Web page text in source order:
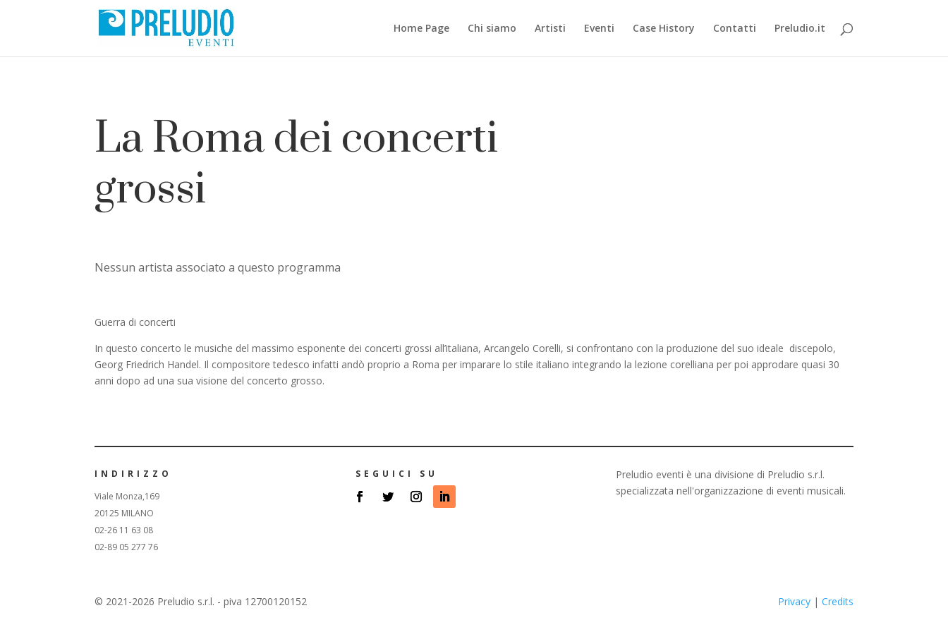
Home Page Chi siamo Artisti Eventi Case History Contatti Preludio.it
La Roma dei concerti
grossi
Nessun artista associato a questo programma
Guerra di concerti
In questo concerto le musiche del massimo esponente dei concerti grossi all’italiana, Arcangelo Corelli, si confrontano con la produzione del suo ideale discepolo,
Georg Friedrich Handel. Il compositore tedesco infatti andò proprio a Roma per imparare lo stile italiano integrando la lezione corelliana per poi approdare quasi 30
anni dopo ad una sua visione del concerto grosso.
INDIRIZZO
Viale Monza,169
20125 MILANO
02-26 11 63 08
02-89 05 277 76
SEGUICI SU
Preludio eventi è una divisione di Preludio s.r.l.
specializzata nell'organizzazione di eventi musicali.
© 2021-2026 Preludio s.r.l. - piva 12700120152 Privacy| Credits